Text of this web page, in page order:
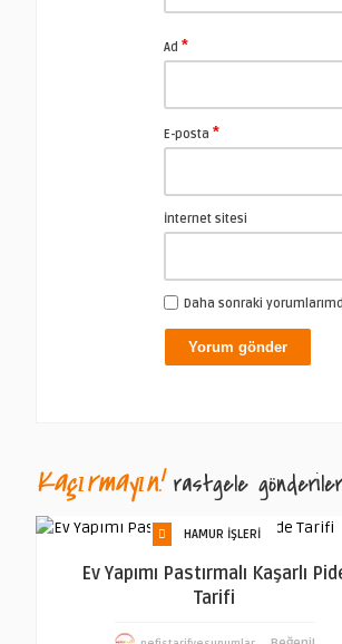
Ad *
E-posta *
İnternet sitesi
Daha sonraki
Kaçırmayın! rastgele
HAMUR İŞLERI
Ev Yapımı Pastırmalı Kaşarlı
Tarifi